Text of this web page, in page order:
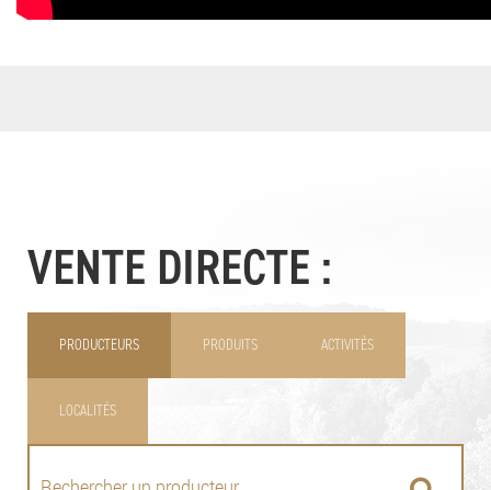
VENTE DIRECTE :
PRODUCTEURS PRODUITS ACTIVITÉS
LOCALITÉS